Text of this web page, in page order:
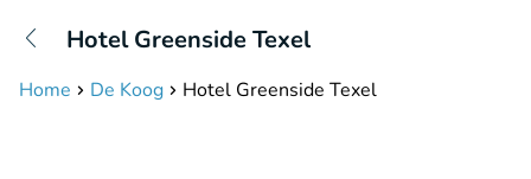
Hotel Greenside Texel
Home De Koog Hotel Greenside Texel